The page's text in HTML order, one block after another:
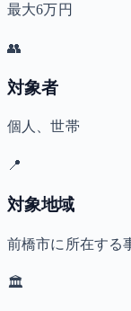
最大6万円
👥
対象者
個人、世帯
📍
対象地域
前橋市に所在する
🏛️